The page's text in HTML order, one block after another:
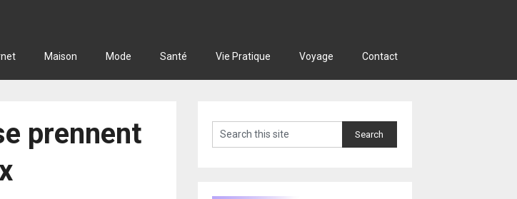
Maison Mode Santé Vie Pratique Voyage Contact
prennent